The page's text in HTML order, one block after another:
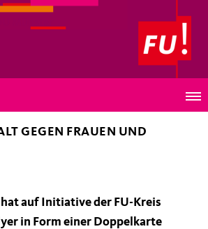
GEGEN FRAUEN UND
hat auf Initiative der FU-Kreis
in Form einer Doppelkarte